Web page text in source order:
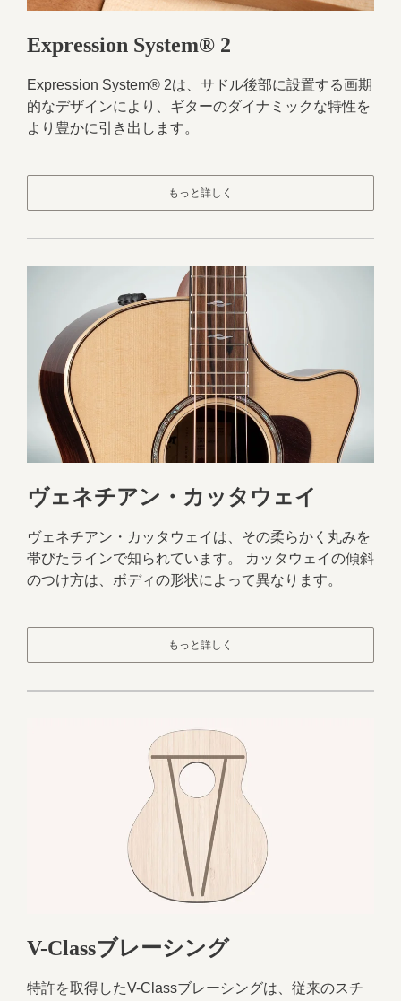
Expression System® 2
Expression System® 2は、サドル後部に設置する画期
的なデザインにより、ギターのダイナミックな特性を
より豊かに引き出します。
もっと詳しく
ヴェネチアン・カッタウェイ
ヴェネチアン・カッタウェイは、その柔らかく丸みを
帯びたラインで知られています。 カッタウェイの傾斜
のつけ方は、ボディの形状によって異なります。
もっと詳しく
V-Classブレーシング
特許を取得したV-Classブレーシングは、従来のスチ